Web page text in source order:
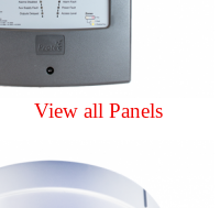
View all Panels